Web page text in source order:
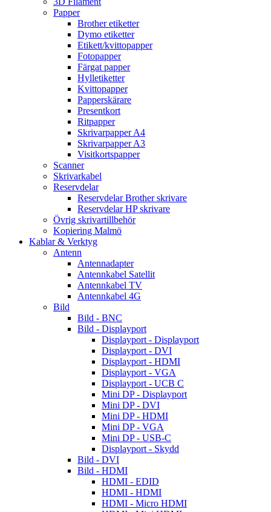
Papper
Brother etiketter
Dymo etiketter
Etikett/kvittopapper
Fotopapper
Färgat papper
Hylletiketter
Kvittopapper
Papperskärare
Presentkort
Ritpapper
Skrivarpapper A4
Skrivarpapper A3
Visitkortspapper
Scanner
Skrivarkabel
Reservdelar
Reservdelar Brother skrivare
Reservdelar HP skrivare
Övrig skrivartillbehör
Kopiering Malmö
Kablar & Verktyg
Antenn
Antennadapter
Antennkabel Satellit
Antennkabel TV
Antennkabel 4G
Bild
Bild - BNC
Bild - Displayport
Displayport - Displayport
Displayport - DVI
Displayport - HDMI
Displayport - VGA
Displayport - UCB C
Mini DP - Displayport
Mini DP - DVI
Mini DP - HDMI
Mini DP - VGA
Mini DP - USB-C
Displayport - Skydd
Bild - DVI
Bild - HDMI
HDMI - EDID
HDMI - HDMI
HDMI - Micro HDMI